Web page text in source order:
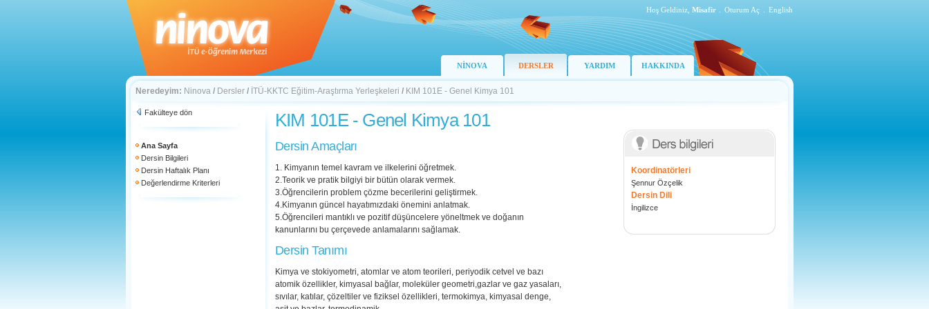
Hoş Geldiniz, Misafir Oturum Aç English
NİNOVA DERSLER YARDIM HAKKINDA
Neredeyim: Ninova / Dersler / İTÜ-KKTC Eğitim-Araştırma Yerleşkeleri / KIM 101E - Genel Kimya 101
Fakülteye dön
Ana Sayfa
Dersin Bilgileri
Dersin Haftalık Planı
Değerlendirme Kriterleri
KIM 101E - Genel Kimya 101
Dersin Amaçları
1. Kimyanın temel kavram ve ilkelerini öğretmek.
2.Teorik ve pratik bilgiyi bir bütün olarak vermek.
3.Öğrencilerin problem çözme becerilerini geliştirmek.
4.Kimyanın güncel hayatımızdaki önemini anlatmak.
5.Öğrencileri mantıklı ve pozitif düşüncelere yöneltmek ve doğanın
kanunlarını bu çerçevede anlamalarını sağlamak.
Dersin Tanımı
Kimya ve stokiyometri, atomlar ve atom teorileri, periyodik cetvel ve bazı
atomik özellikler, kimyasal bağlar, moleküler geometri,gazlar ve gaz yasaları,
sıvılar, katılar, çözeltiler ve fiziksel özellikleri, termokimya, kimyasal denge,
Koordinatörleri
Şennur Özçelik
Dersin Dili
İngilizce